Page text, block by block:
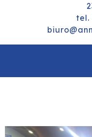
tel.